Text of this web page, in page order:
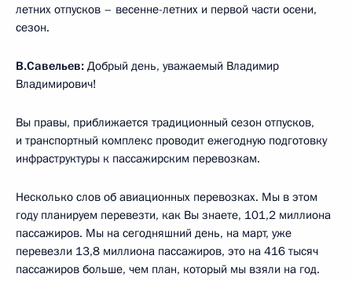
летних отпусков – весенне-летних и первой части осени,
сезон.
В.Савельев: Добрый день, уважаемый Владимир
Владимирович!
Вы правы, приближается традиционный сезон отпусков,
и транспортный комплекс проводит ежегодную подготовку
инфраструктуры к пассажирским перевозкам.
Несколько слов об авиационных перевозках. Мы в этом
году планируем перевезти, как Вы знаете, 101,2 миллиона
пассажиров. Мы на сегодняшний день, на март, уже
перевезли 13,8 миллиона пассажиров, это на 416 тысяч
пассажиров больше, чем план, который мы взяли на год.